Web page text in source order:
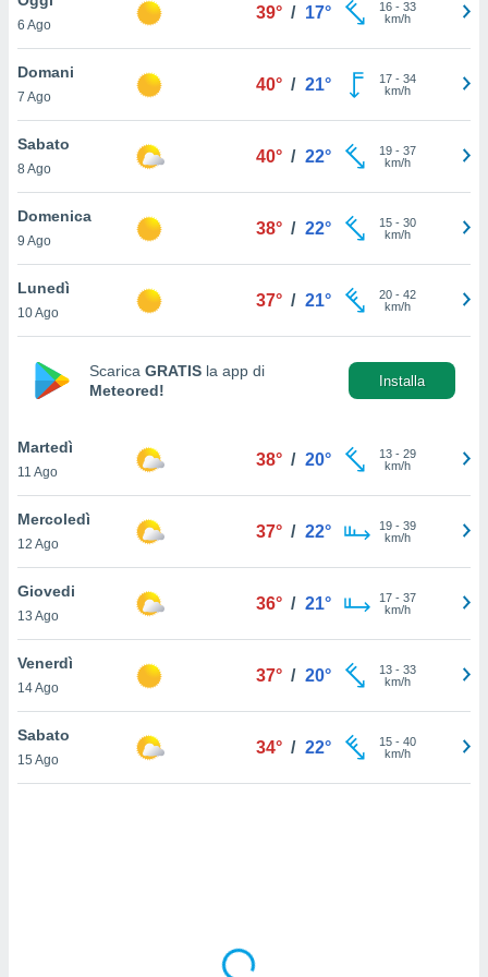
è
al sito
di
ci
di
il
un
la
nella
cookie
il tuo
in
a piè
del
6 Ago
39° / 17° 16- 33
km/h
Domani
7 Ago
40° / 21° 17- 34
km/h
Sabato
8 Ago
40° / 22° 19- 37
km/h
Domenica
9 Ago
38° / 22° 15- 30
km/h
Lunedì
10 Ago
37° / 21° 20- 42
km/h
Scarica GRATIS la app di
Meteored!
Installa
Martedì
11 Ago
38° / 20° 13- 29
km/h
Mercoledì
12 Ago
37° / 22° 19- 39
km/h
Giovedi
13 Ago
36° / 21° 17- 37
km/h
Venerdì
14 Ago
37° / 20° 13- 33
km/h
Sabato
15 Ago
34° / 22° 15- 40
km/h